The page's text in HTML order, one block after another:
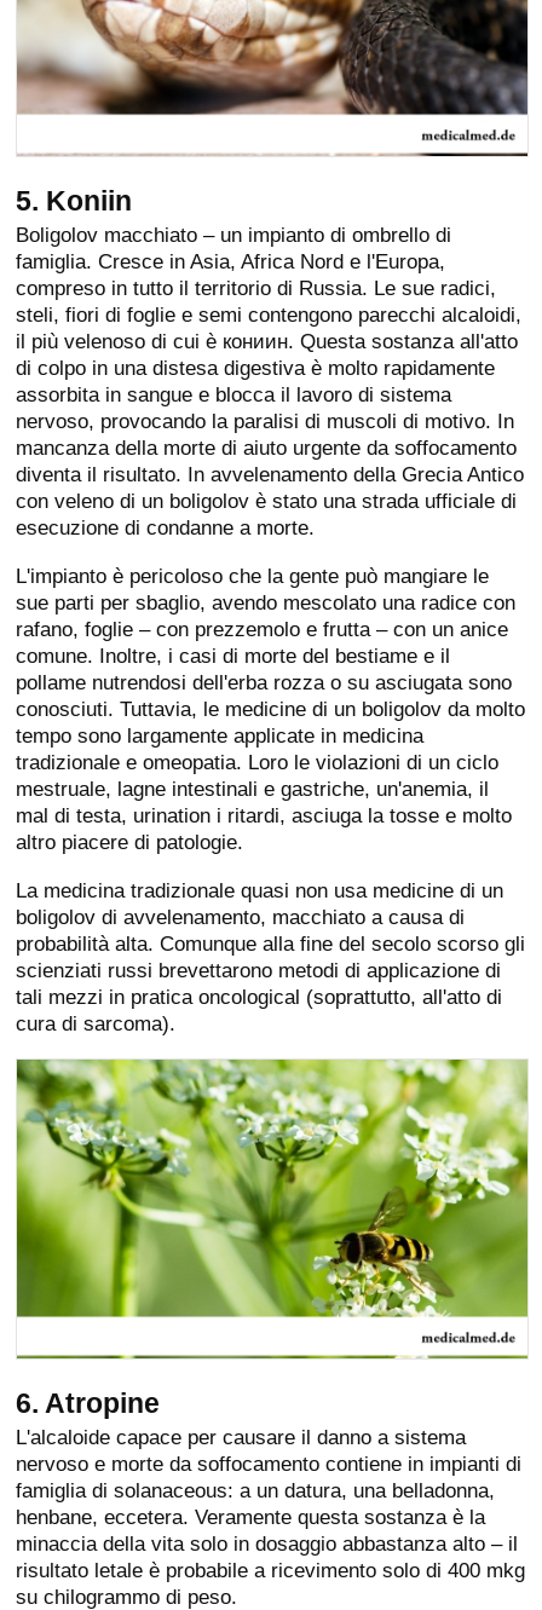
5. Koniin
Boligolov macchiato – un impianto di ombrello di
famiglia. Cresce in Asia, Africa Nord e l'Europa,
compreso in tutto il territorio di Russia. Le sue radici,
steli, fiori di foglie e semi contengono parecchi alcaloidi,
il più velenoso di cui è кониин. Questa sostanza all'atto
di colpo in una distesa digestiva è molto rapidamente
assorbita in sangue e blocca il lavoro di sistema
nervoso, provocando la paralisi di muscoli di motivo. In
mancanza della morte di aiuto urgente da soffocamento
diventa il risultato. In avvelenamento della Grecia Antico
con veleno di un boligolov è stato una strada ufficiale di
esecuzione di condanne a morte.
L'impianto è pericoloso che la gente può mangiare le
sue parti per sbaglio, avendo mescolato una radice con
rafano, foglie – con prezzemolo e frutta – con un anice
comune. Inoltre, i casi di morte del bestiame e il
pollame nutrendosi dell'erba rozza o su asciugata sono
conosciuti. Tuttavia, le medicine di un boligolov da molto
tempo sono largamente applicate in medicina
tradizionale e omeopatia. Loro le violazioni di un ciclo
mestruale, lagne intestinali e gastriche, un'anemia, il
mal di testa, urination i ritardi, asciuga la tosse e molto
altro piacere di patologie.
La medicina tradizionale quasi non usa medicine di un
boligolov di avvelenamento, macchiato a causa di
probabilità alta. Comunque alla fine del secolo scorso gli
scienziati russi brevettarono metodi di applicazione di
tali mezzi in pratica oncological (soprattutto, all'atto di
cura di sarcoma).
6. Atropine
L'alcaloide capace per causare il danno a sistema
nervoso e morte da soffocamento contiene in impianti di
famiglia di solanaceous: a un datura, una belladonna,
henbane, eccetera. Veramente questa sostanza è la
minaccia della vita solo in dosaggio abbastanza alto – il
risultato letale è probabile a ricevimento solo di 400 mkg
su chilogrammo di peso.